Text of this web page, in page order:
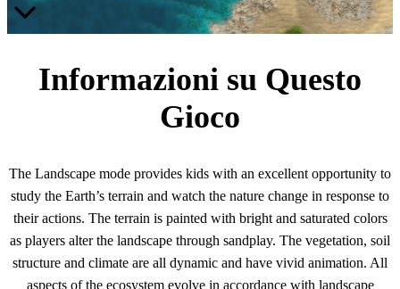
Informazioni su Questo
Gioco
The Landscape mode provides kids with an excellent opportunity to
study the Earth’s terrain and watch the nature change in response to
their actions. The terrain is painted with bright and saturated colors
as players alter the landscape through sandplay. The vegetation, soil
structure and climate are all dynamic and have vivid animation. All
aspects of the ecosystem evolve in accordance with landscape